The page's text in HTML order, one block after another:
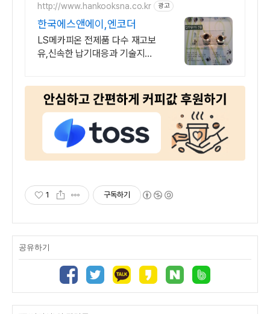
http://www.hankooksna.co.kr 광고
한국에스앤에이,엔코더
LS메카피온 전제품 다수 재고보
유,신속한 납기대응과 기술지원,
1 구독하기
공유하기